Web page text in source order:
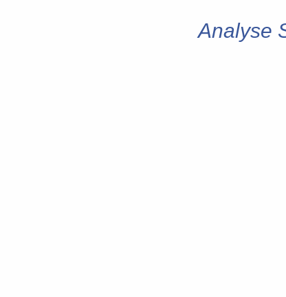
Analyse